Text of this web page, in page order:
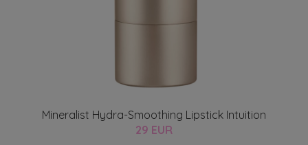
Mineralist Hydra-Smoothing Lipstick Intuition
29 EUR